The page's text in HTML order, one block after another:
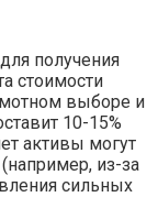
получения
стоимости
выборе и
10-15%
активы могут
из-за
сильных